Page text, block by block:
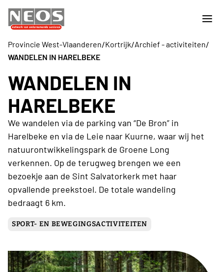
Provincie West-Vlaanderen/Kortrijk/Archief - activiteiten/
WANDELEN IN HARELBEKE
WANDELEN IN
HARELBEKE
We wandelen via de parking van “De Bron” in
Harelbeke en via de Leie naar Kuurne, waar wij het
natuurontwikkelingspark de Groene Long
verkennen. Op de terugweg brengen we een
bezoekje aan de Sint Salvatorkerk met haar
opvallende preekstoel. De totale wandeling
bedraagt 6 km.
SPORT- EN BEWEGINGSACTIVITEITEN